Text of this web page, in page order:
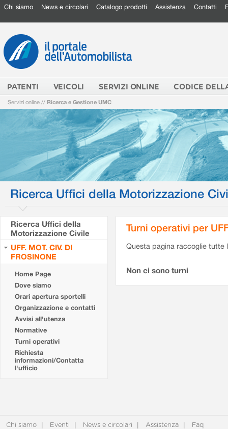
Chi siamo News e circolari Catalogo prodotti Assistenza Contatti
PATENTI VEICOLI SERVIZI ONLINE CODICE
Servizi online // Ricerca e Gestione UMC
Ricerca Uffici della Motorizzazione
Ricerca Uffici della
Motorizzazione Civile
UFF. MOT. CIV. DI
FROSINONE
Home Page
Dove siamo
Orari apertura sportelli
Organizzazione e contatti
Avvisi all'utenza
Normative
Turni operativi
Richiesta
informazioni/Contatta
l'ufficio
Turni operativi per
Questa pagina raccoglie tutte
Non ci sono turni
Chi siamo Eventi News e circolari Assistenza Faq